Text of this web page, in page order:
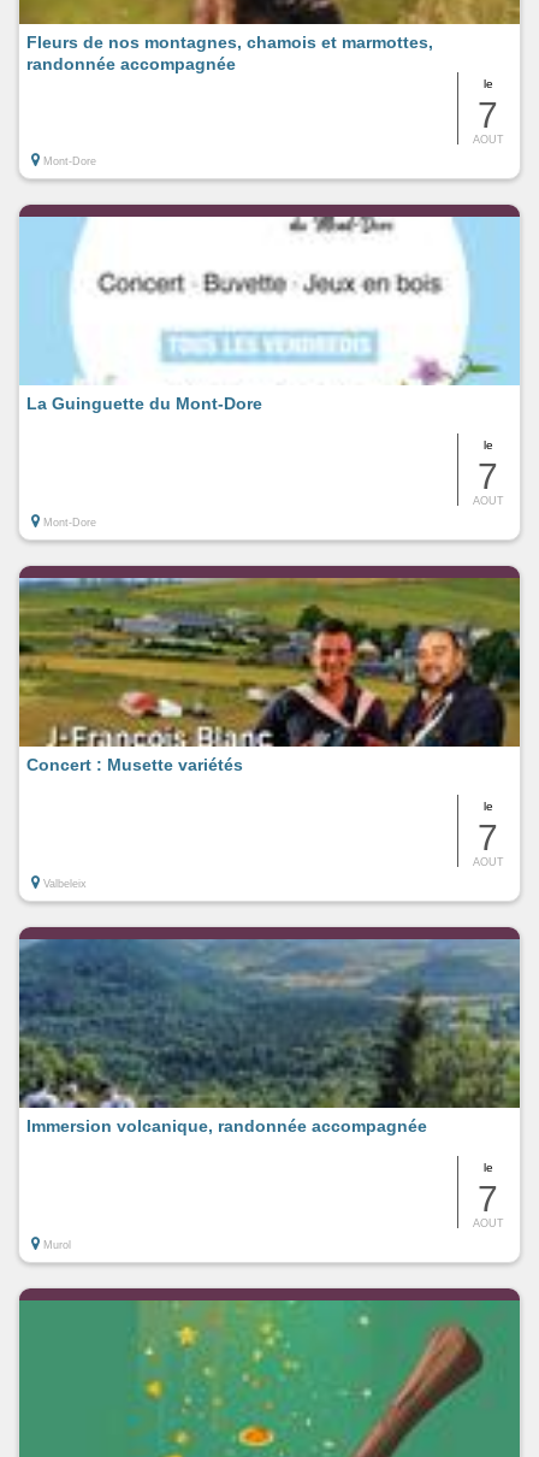
le
7
AOUT
Fleurs de nos montagnes, chamois et marmottes,
randonnée accompagnée
Mont-Dore
le
7
AOUT
La Guinguette du Mont-Dore
Mont-Dore
le
7
AOUT
Concert : Musette variétés
Valbeleix
le
7
AOUT
Immersion volcanique, randonnée accompagnée
Murol